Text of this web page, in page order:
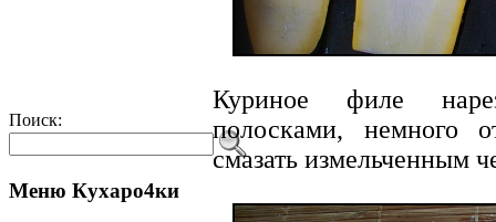
Поиск:
Меню Кухаро4ки
Куриное филе
полосками, немного
смазать измельченным